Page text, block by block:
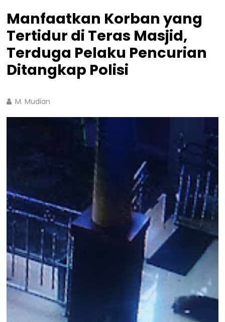
Manfaatkan Korban yang
Tertidur di Teras Masjid,
Terduga Pelaku Pencurian
Ditangkap Polisi
M. Mudian